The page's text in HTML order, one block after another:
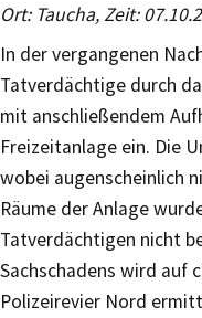
Ort: Taucha, Zeit:
In der vergangenen
Tatverdächtige durch
mit anschließendem
Freizeitanlage ein. Die
wobei augenscheinlich
Räume der Anlage
Tatverdächtigen nicht
Sachschadens wird auf
Polizeirevier Nord